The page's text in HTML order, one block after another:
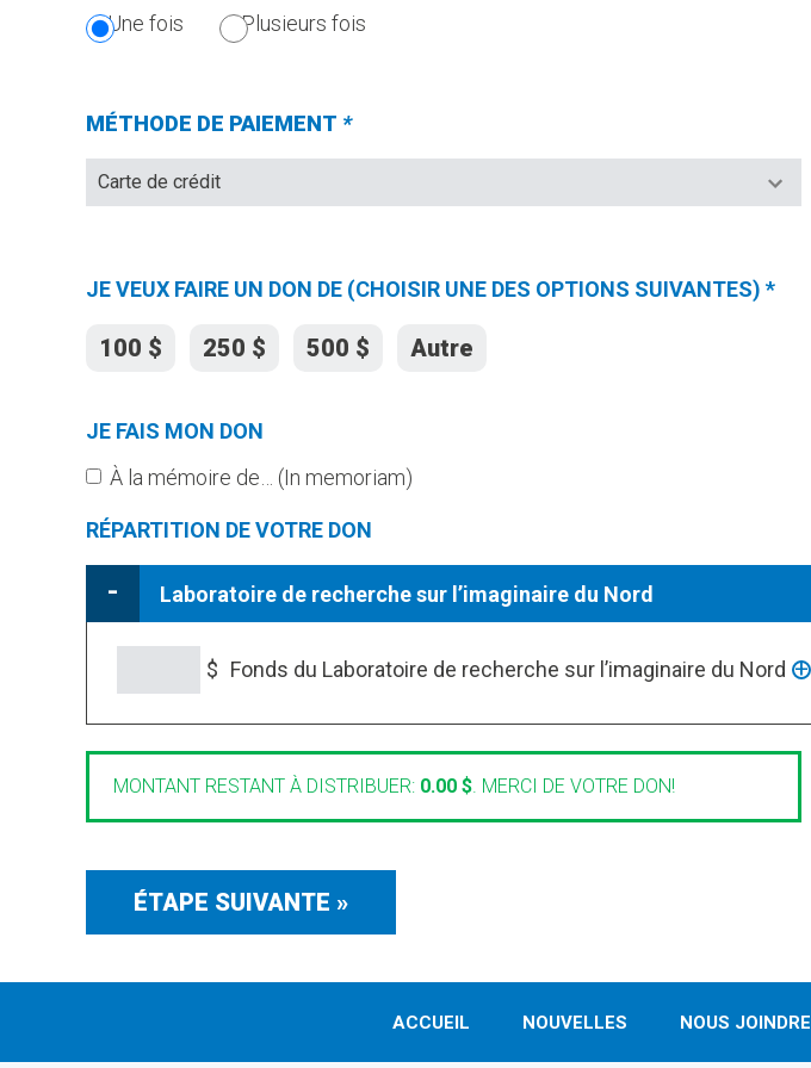
SECTION
EST
Une fois Plusieurs fois
MÉTHODE DE PAIEMENT *
requis)
JE VEUX FAIRE UN DON DE (CHOISIR UNE DES OPTIONS SUIVANTES) *
100 $ 250 $ 500 $ Autre
JE FAIS MON DON
À la mémoire de… (In memoriam)
RÉPARTITION DE VOTRE DON
Laboratoire de recherche sur l’imaginaire du Nord
Fonds du Laboratoire de recherche sur l’imaginaire du Nord
$
MONTANT RESTANT À DISTRIBUER: 0.00 $. MERCI DE VOTRE DON!
ACCUEIL NOUVELLES NOUS JOINDRE